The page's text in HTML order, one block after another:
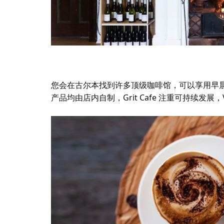
您会在古尔本找到许多顶级咖啡馆，可以享用早
产品均由店内自制，Grit Cafe 注重可持续发展